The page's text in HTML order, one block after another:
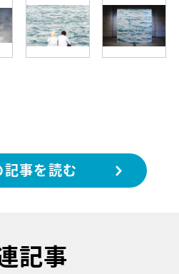
記事を読む
記事